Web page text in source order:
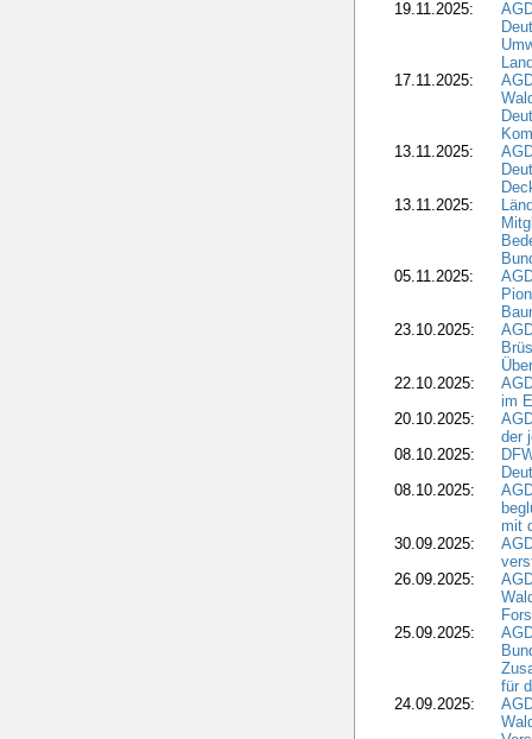
19.11.2025:
17.11.2025:
13.11.2025:
13.11.2025:
05.11.2025:
23.10.2025:
22.10.2025:
im
20.10.2025:
der
08.10.2025:
08.10.2025:
mit
30.09.2025:
26.09.2025:
25.09.2025:
für
24.09.2025: